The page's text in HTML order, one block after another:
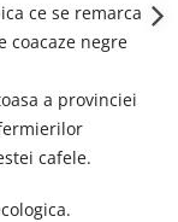
ce se remarca
coacaze negre
a provinciei
cafele.